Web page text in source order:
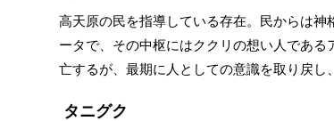
高天原の民を指導している存在。民からは
ータで、その中枢にはククリの想い人であ
亡するが、最期に人としての意識を取り戻し
タニグク